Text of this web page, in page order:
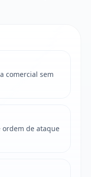
comercial sem
ordem de ataque